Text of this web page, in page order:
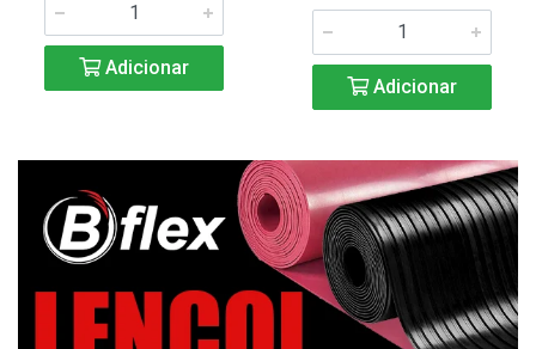
Adicionar
Adicionar